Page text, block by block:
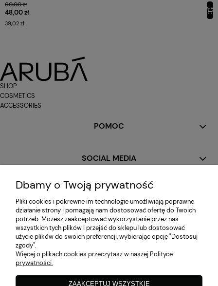
60,00 zł
48,00 zł
39,02 zł
SHOP
COSMETICS
ACCESSORIES
POMOC
SOCIAL MEDIA
MOJE KONTO
PŁATNOŚCI I DOSTAWA
INFORMACJE
Dbamy o Twoją prywatność
Pliki cookies i pokrewne im technologie umożliwiają poprawne
działanie strony i pomagają nam dostosować ofertę do Twoich
potrzeb. Możesz zaakceptować wykorzystanie przez nas
wszystkich tych plików i przejść do sklepu lub dostosować
użycie plików do swoich preferencji, wybierając opcję "Dostosuj
zgody".
Więcej o plikach cookies przeczytasz w naszej Polityce
prywatności.
ZAAKCEPTUJ WSZYSTKIE